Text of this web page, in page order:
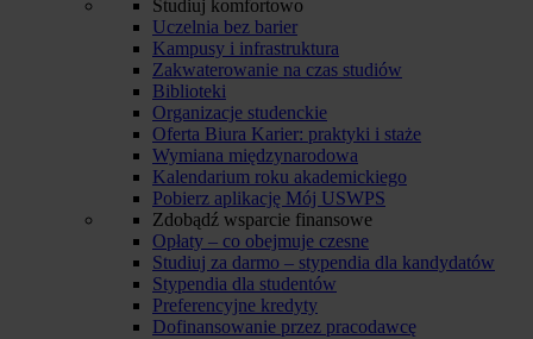
Studiuj komfortowo
Uczelnia bez barier
Kampusy i infrastruktura
Zakwaterowanie na czas studiów
Biblioteki
Organizacje studenckie
Oferta Biura Karier: praktyki i staże
Wymiana międzynarodowa
Kalendarium roku akademickiego
Pobierz aplikację Mój USWPS
Zdobądź wsparcie finansowe
Opłaty – co obejmuje czesne
Studiuj za darmo – stypendia dla kandydatów
Stypendia dla studentów
Preferencyjne kredyty
Dofinansowanie przez pracodawcę